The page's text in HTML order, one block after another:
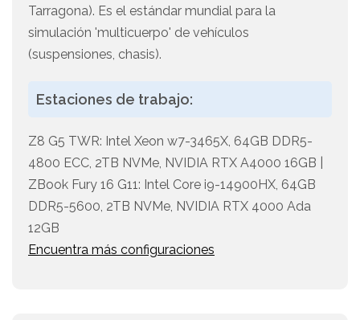
Tarragona). Es el estándar mundial para la
simulación 'multicuerpo' de vehículos
(suspensiones, chasis).
Estaciones de trabajo:
Z8 G5 TWR: Intel Xeon w7-3465X, 64GB DDR5-
4800 ECC, 2TB NVMe, NVIDIA RTX A4000 16GB |
ZBook Fury 16 G11: Intel Core i9-14900HX, 64GB
DDR5-5600, 2TB NVMe, NVIDIA RTX 4000 Ada
12GB
Encuentra más configuraciones